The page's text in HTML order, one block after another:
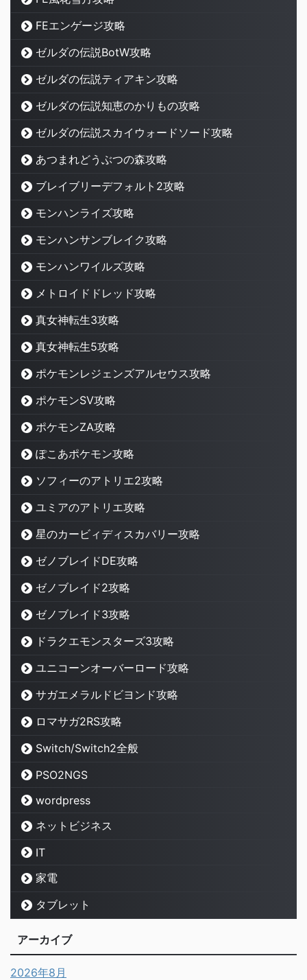
FEエンゲージ攻略
ゼルダの伝説BotW攻略
ゼルダの伝説ティアキン攻略
ゼルダの伝説知恵のかりもの攻略
ゼルダの伝説スカイウォードソード攻略
あつまれどうぶつの森攻略
ブレイブリーデフォルト2攻略
モンハンライズ攻略
モンハンサンブレイク攻略
モンハンワイルズ攻略
メトロイドドレッド攻略
真女神転生3攻略
真女神転生5攻略
ポケモンレジェンズアルセウス攻略
ポケモンSV攻略
ポケモンZA攻略
ぽこあポケモン攻略
ソフィーのアトリエ2攻略
ユミアのアトリエ攻略
星のカービィディスカバリー攻略
ゼノブレイドDE攻略
ゼノブレイド2攻略
ゼノブレイド3攻略
ドラクエモンスターズ3攻略
ユニコーンオーバーロード攻略
サガエメラルドビヨンド攻略
ロマサガ2RS攻略
Switch/Switch2全般
PSO2NGS
wordpress
ネットビジネス
IT
家電
タブレット
アーカイブ
2026年8月